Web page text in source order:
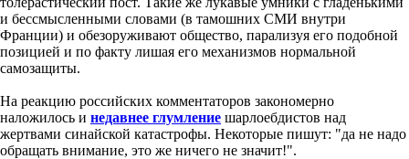
и бессмысленными словами (в тамошних СМИ внутри
Франции) и обезоруживают общество, парализуя его подобной
позицией и по факту лишая его механизмов нормальной
самозащиты.
На реакцию российских комментаторов закономерно
наложилось и недавнее глумление шарлоебдистов над
жертвами синайской катастрофы. Некоторые пишут: "да не надо
обращать внимание, это же ничего не значит!".